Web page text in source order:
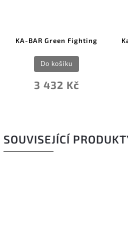
KA-BAR Green Fighting
3 432 Kč
Do košíku
SOUVISEJÍCÍ